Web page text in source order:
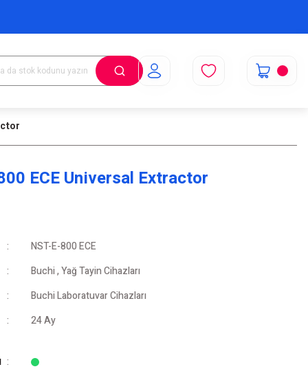
ECE Universal Extractor
NST-E-800 ECE
Buchi,Yağ Tayin Cihazları
Buchi Laboratuvar Cihazları
24 Ay